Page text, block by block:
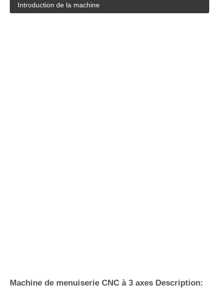
Introduction de la machine
Machine de menuiserie CNC à 3 axes Description: